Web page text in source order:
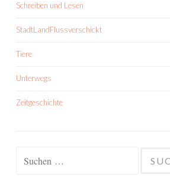
Schreiben und Lesen
StadtLandFlussverschickt
Tiere
Unterwegs
Zeitgeschichte